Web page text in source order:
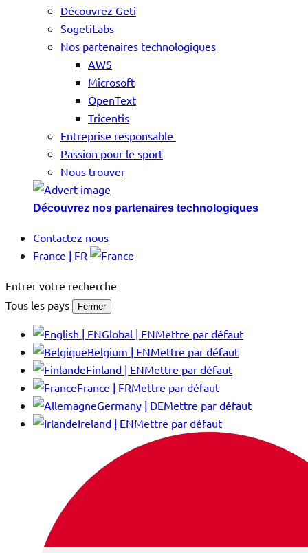
Découvrez Geti
SogetiLabs
Nos partenaires technologiques
AWS
Microsoft
OpenText
Tricentis
Entreprise responsable
Passion pour le sport
Nous trouver
Découvrez nos partenaires technologiques
Contactez nous
France | FR
Entrer votre recherche
Tous les pays
Fermer
Global | ENMettre par défaut
Belgium | ENMettre par défaut
Finland | ENMettre par défaut
France | FRMettre par défaut
Germany | DEMettre par défaut
Ireland | ENMettre par défaut